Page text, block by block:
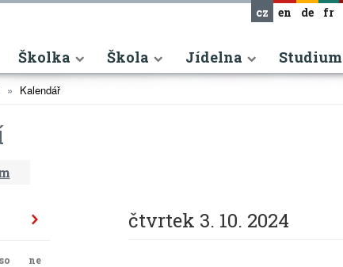
cz en de fr
Školka Škola Jídelna Studium
Kalendář
so ne
čtvrtek 3. 10. 2024